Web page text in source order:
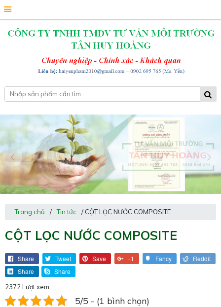
Trang chủ / Tin tức / CỘT LỌC NƯỚC COMPOSITE
CỘT LỌC NƯỚC COMPOSITE
Share Tweet Save +1 Fancy
Reddit
Share
Share
2372 Lượt xem
5/5 - (1 bình chọn)